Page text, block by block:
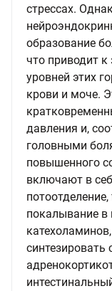
стрессах.
образование
что приводит
уровней этих
крови и моче.
давления и,
головными
повышенного
включают в
покалывание в
синтезировать